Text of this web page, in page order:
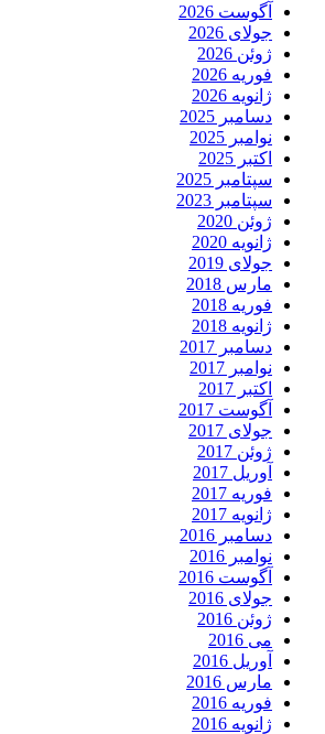
آگوست 2026
جولای 2026
ژوئن 2026
فوریه 2026
ژانویه 2026
دسامبر 2025
نوامبر 2025
اکتبر 2025
سپتامبر 2025
سپتامبر 2023
ژوئن 2020
ژانویه 2020
جولای 2019
مارس 2018
فوریه 2018
ژانویه 2018
دسامبر 2017
نوامبر 2017
اکتبر 2017
آگوست 2017
جولای 2017
ژوئن 2017
آوریل 2017
فوریه 2017
ژانویه 2017
دسامبر 2016
نوامبر 2016
آگوست 2016
جولای 2016
ژوئن 2016
می 2016
آوریل 2016
مارس 2016
فوریه 2016
ژانویه 2016